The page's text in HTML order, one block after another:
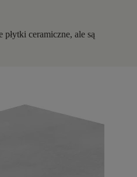
ceramiczne, ale są